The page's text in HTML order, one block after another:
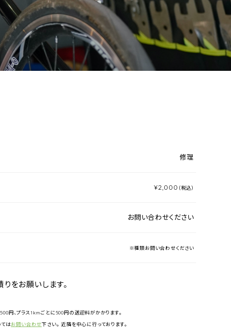
修理
¥2,000 （税込）
お問い合わせください
※種類お問い合わせください
をお願いします。
円、プラス1kmごとに500円の送迎料がかかります。
はお問い合わせ下さい。 近隣を中心に行っております。